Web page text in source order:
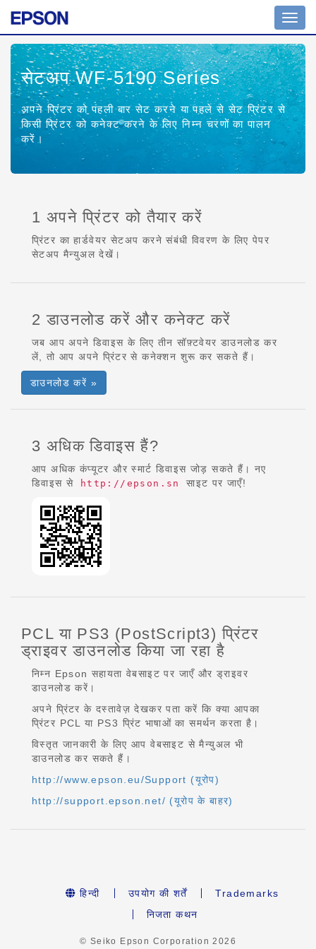
सेटअप WF-5190 Series
अपने प्रिंटर को पहली बार सेट करने या पहले से सेट प्रिंटर से
किसी प्रिंटर को कनेक्ट करने के लिए निम्न चरणों का पालन
करें।
1 अपने प्रिंटर को तैयार करें
प्रिंटर का हार्डवेयर सेटअप करने संबंधी विवरण के लिए पेपर
सेटअप मैन्युअल देखें।
2 डाउनलोड करें और कनेक्ट करें
जब आप अपने डिवाइस के लिए तीन सॉफ़्टवेयर डाउनलोड कर
लें, तो आप अपने प्रिंटर से कनेक्शन शुरू कर सकते हैं।
डाउनलोड करें »
3 अधिक डिवाइस हैं?
आप अधिक कंप्यूटर और स्मार्ट डिवाइस जोड़ सकते हैं। नए
डिवाइस से
http://epson.sn साइट पर जाएँ!
PCL या PS3 (PostScript3) प्रिंटर
ड्राइवर डाउनलोड किया जा रहा है
निम्न Epson सहायता वेबसाइट पर जाएँ और ड्राइवर
डाउनलोड करें।
अपने प्रिंटर के दस्तावेज़ देखकर पता करें कि क्या आपका
प्रिंटर PCL या PS3 प्रिंट भाषाओं का समर्थन करता है।
विस्तृत जानकारी के लिए आप वेबसाइट से मैन्युअल भी
डाउनलोड कर सकते हैं।
http://www.epson.eu/Support (यूरोप)
http://support.epson.net/ (यूरोप के बाहर)
हिन्दी उपयोग की शर्तें
Trademarks
निजता कथन
© Seiko Epson Corporation2026